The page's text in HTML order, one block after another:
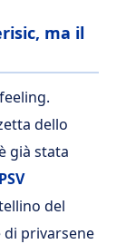
ma il
dello
già stata
PSV
del
di privarsene